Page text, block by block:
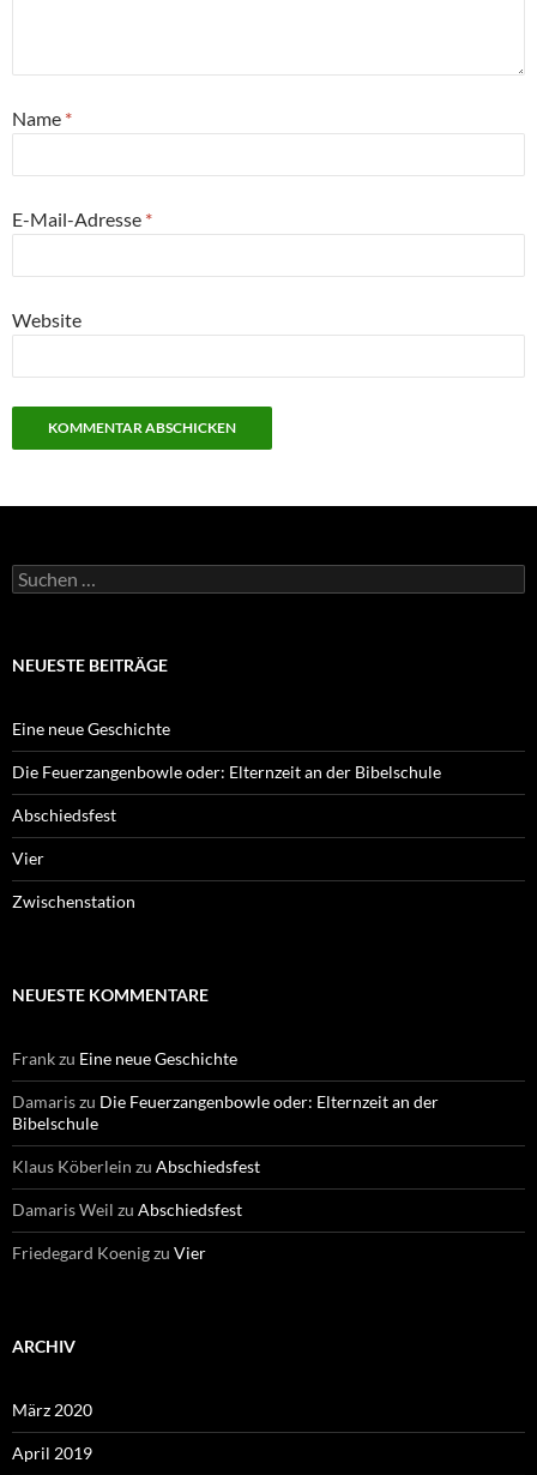
Name *
E-Mail-Adresse *
Website
Suchen
nach:
NEUESTE BEITRÄGE
Eine neue Geschichte
Die Feuerzangenbowle oder: Elternzeit an der Bibelschule
Abschiedsfest
Vier
Zwischenstation
NEUESTE KOMMENTARE
Frankzu Eine neue Geschichte
Damariszu Die Feuerzangenbowle oder: Elternzeit an der
Bibelschule
Klaus Köberlein zu Abschiedsfest
Damaris Weil zu Abschiedsfest
Friedegard Koenigzu Vier
ARCHIV
März 2020
April 2019